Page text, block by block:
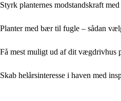
Styrk planternes modstandskraft
Planter med bær til fugle – sådan
Få mest muligt ud af dit vægdrivhus
Skab helårsinteresse i haven med